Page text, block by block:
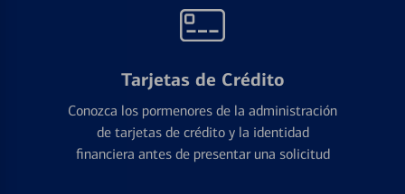
Tarjetas de Crédito
Conozca los pormenores de la administración
de tarjetas de crédito y la identidad
financiera antes de presentar una solicitud